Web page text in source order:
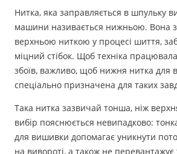
Нитка, яка заправляється в шпульку
машини називається нижньою. Вона
верхньою ниткою у процесі шиття,
міцний стібок. Щоб техніка
збоїв, важливо, щоб нижня нитка для
спеціально призначена для таких
Така нитка зазвичай тонша, ніж
вибір пояснюється невипадково:
для вишивки допомагає уникнути
на вивороті, а також не